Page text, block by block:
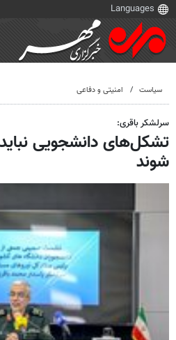
سیاست امنیتی و دفاعی
سرلشکر باقری:
تشکل‌های دانشجویی
شوند